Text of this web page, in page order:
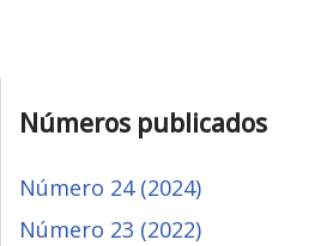
Números publicados
Número 24 (2024)
Número 23 (2022)